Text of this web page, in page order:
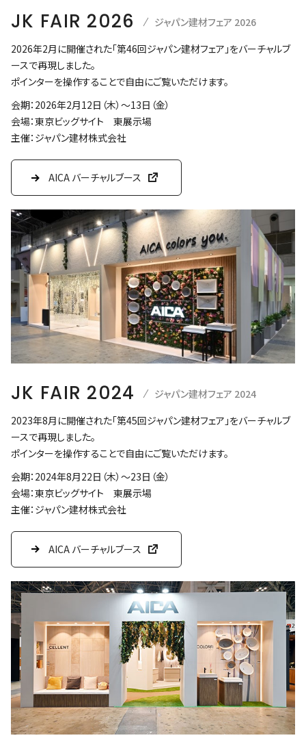
JK FAIR 2026
ジャパン建材フェア 2026
2026年2月に開催された「第46回ジャパン建材フェア」をバーチャルブ
ースで再現しました。
ポインターを操作することで自由にご覧いただけます。
会期：2026年2月12日（木）～13日（金）
会場：東京ビッグサイト 東展示場
主催：ジャパン建材株式会社
AICA バーチャルブース
JK FAIR 2024
ジャパン建材フェア 2024
2023年8月に開催された「第45回ジャパン建材フェア」をバーチャルブ
ースで再現しました。
ポインターを操作することで自由にご覧いただけます。
会期：2024年8月22日（木）～23日（金）
会場：東京ビッグサイト 東展示場
主催：ジャパン建材株式会社
AICA バーチャルブース